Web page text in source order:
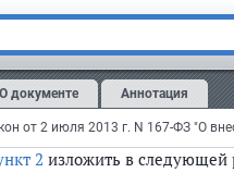
О документе Аннотация
жилого
родителей, в том
родителей,",
помещения,
из числа детей-сирот и
2 изложить в следующей